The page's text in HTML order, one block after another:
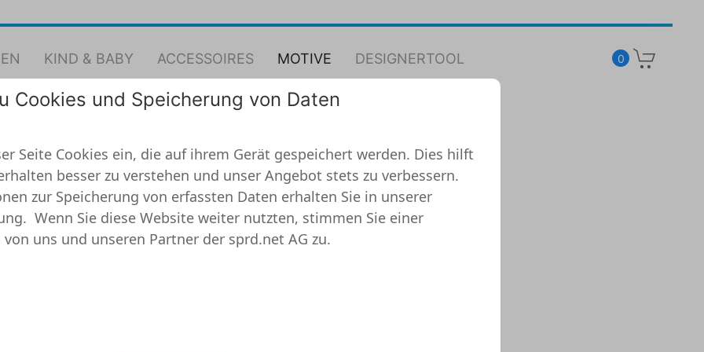
KIND & BABY ACCESSOIRES MOTIVE DESIGNERTOOL 0
Schwester
Cookies und Speicherung von Daten
Seite Cookies ein, die auf ihrem Gerät gespeichert werden. Dies hilft
besser zu verstehen und unser Angebot stets zu verbessern.
zur Speicherung von erfassten Daten erhalten Sie in unserer
Wenn Sie diese Website weiter nutzten, stimmen Sie einer
uns und unseren Partner der sprd.net AG zu.